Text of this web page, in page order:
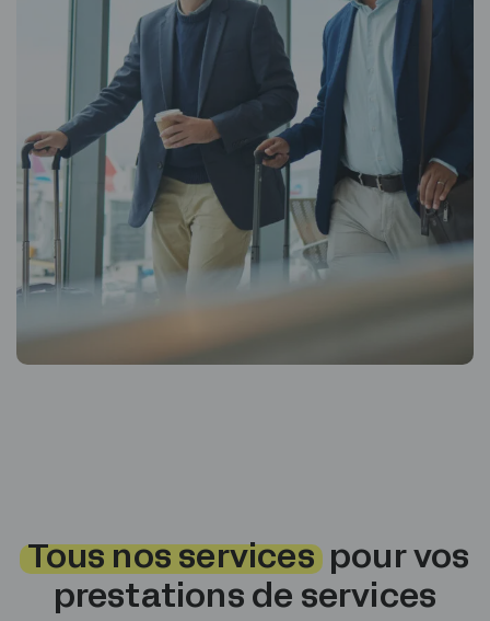
Tous nos services pour vos
prestations de services